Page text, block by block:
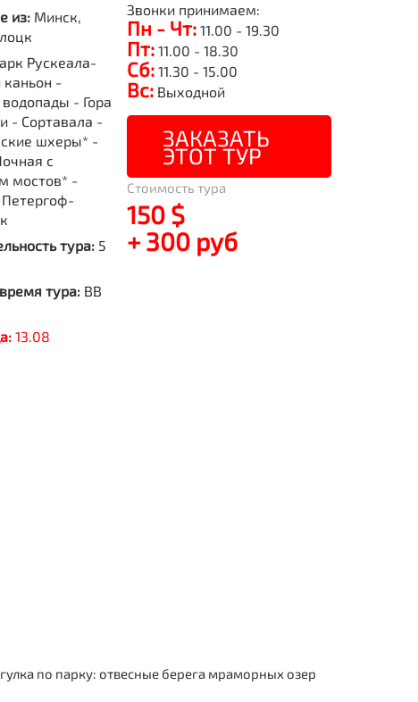
из: Минск,
Рускеала-
-
- Гора
- Сортавала -
шхеры* -
с
мостов* -
тура: 5
тура: BB
13.08
Звонки принимаем:
Пн - Чт:11.00 - 19.30
Пт:11.00 - 18.30
Сб:11.30 - 15.00
Вс:Выходной
ЗАКАЗАТЬ
ЭТОТ ТУР
Стоимость тура
150 $
+ 300 руб
по парку: отвесные берега мраморных озер